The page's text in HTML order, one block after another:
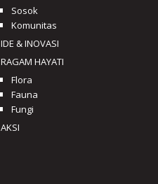
Sosok
Komunitas
IDE & INOVASI
RAGAM HAYATI
Flora
Fauna
Fungi
AKSI